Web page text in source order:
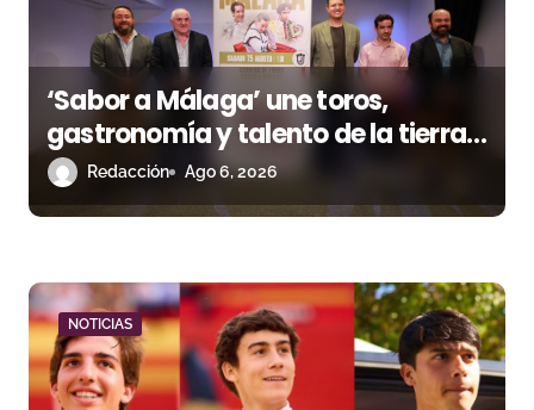
e
n
t
r
d
a
‘Sabor a Málaga’ une toros,
gastronomía y talento de la tierra
en La Malagueta
Redacción Ago 6, 2026
NOTICIAS